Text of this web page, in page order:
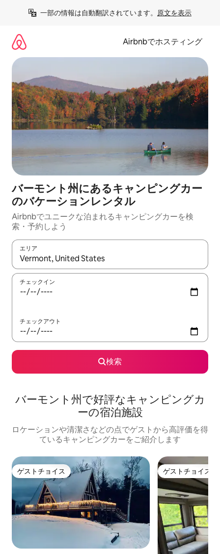
一部の情報は自動翻訳されています。 原文を表示
Airbnbでホスティング
バーモント州にあるキャンピングカー
のバケーションレンタル
Airbnbでユニークな泊まれるキャンピングカーを検
索・予約しよう
エリア
検索結果が表示されたら、上下の矢印キーを使って移動するか
チェックイン
チェックアウト
検索
バーモント州で好評なキャンピングカ
ーの宿泊施設
ロケーションや清潔さなどの点でゲストから高評価を得
ているキャンピングカーをご紹介します
ゲストチョイス
ゲストチョイス ゲストチョイス
ゲストチョイス